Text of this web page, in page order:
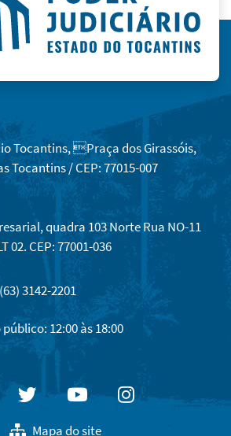
Tocantins, Praça dos Girassóis,
Tocantins / CEP: 77015-007
quadra 103 Norte Rua NO-11
02. CEP: 77001-036
3142-2201
12:00 às 18:00
TwitterYoutubeInstagram
Mapa do site